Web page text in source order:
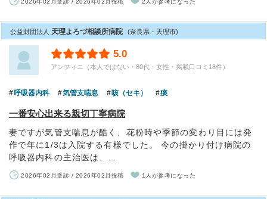
2026年02月受診 / 2026年02月投稿 2人が参考になった
公益財団法人 天理よろづ相談所病院 (奈良県・天理市)
5.0
アンフィニ（本人ではない・80代・女性・掲載口コミ18件）
呼吸器内科 気管支喘息 咳（セキ） 痰
一番安心出来る親切丁寧病院
妻ですが気管支喘息が酷く、花粉時や季節の変わり目には発
作で年に1/3は入院する有様でした。 今の掛かり付け病院の
呼吸器内科の主治医は、…
2026年02月受診 / 2026年02月投稿 1人が参考になった